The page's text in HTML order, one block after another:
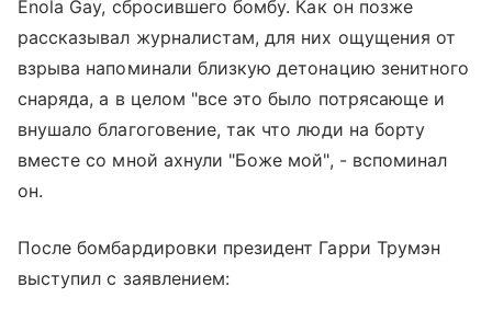
Enola Gay, сбросившего бомбу. Как он позже
рассказывал журналистам, для них ощущения от
взрыва напоминали близкую детонацию зенитного
снаряда, а в целом "все это было потрясающе и
внушало благоговение, так что люди на борту
вместе со мной ахнули "Боже мой", - вспоминал
он.
После бомбардировки президент Гарри Трумэн
выступил с заявлением: